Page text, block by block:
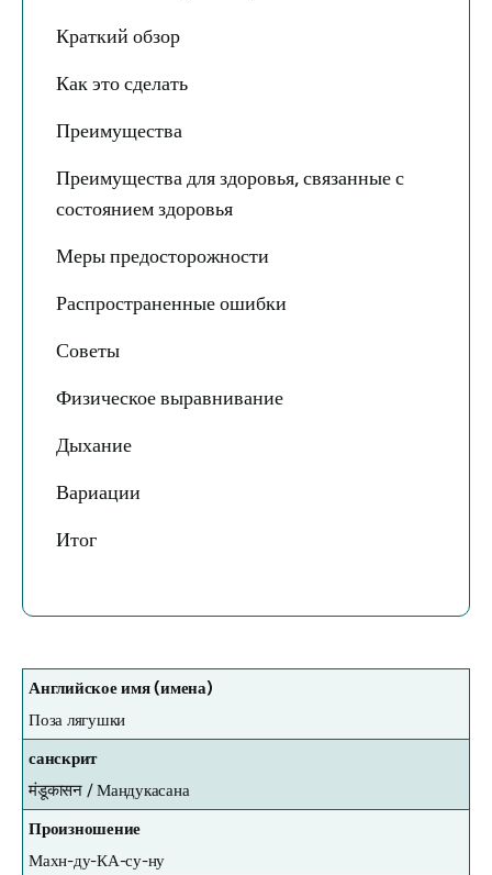
Краткий обзор
Как это сделать
Преимущества
Преимущества для здоровья, связанные с
состоянием здоровья
Меры предосторожности
Распространенные ошибки
Советы
Физическое выравнивание
Дыхание
Вариации
Итог
Английское имя (имена)
Поза лягушки
санскрит
मंडूकासन /Мандукасана
Произношение
Махн-ду-КА-су-ну